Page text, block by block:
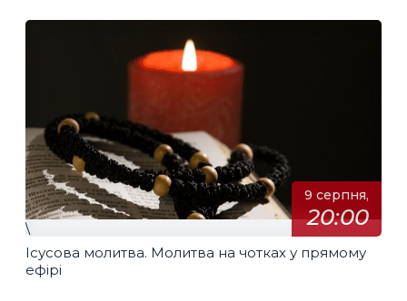
9 серпня,
20:00
\
Ісусова молитва. Молитва на чотках у прямому
ефірі